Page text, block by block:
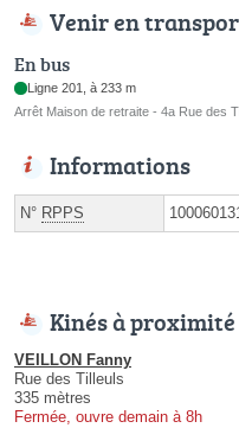
Venir en
En bus
Ligne 201, à 233 m
Arrêt Maison de retraite - 4a Rue des
Informations
N° RPPS
Kinés à proximité
VEILLON Fanny
Rue des Tilleuls
335 mètres
Fermée, ouvre demain à 8h